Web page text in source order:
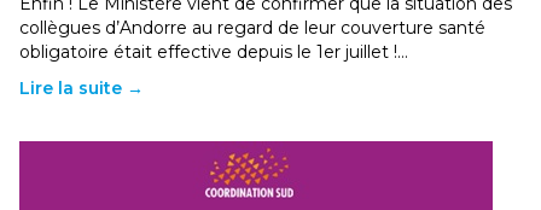
collègues d’Andorre au regard de leur couverture santé
obligatoire était effective depuis le 1er juillet !…
Lire la suite →